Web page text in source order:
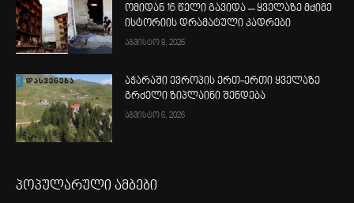
ომიდან 16 წელი გავიდა – ყველაზე მძიმე
ისტორიის დრამატული კადრები
აგვისტო 8, 2026
აჭარაში ევროპის ერთ-ერთი ყველაზე
გრძელი ზიპლაინი შენდება
აგვისტო 6, 2026
პოპულარული ამბები